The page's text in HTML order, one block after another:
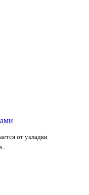
от укладки